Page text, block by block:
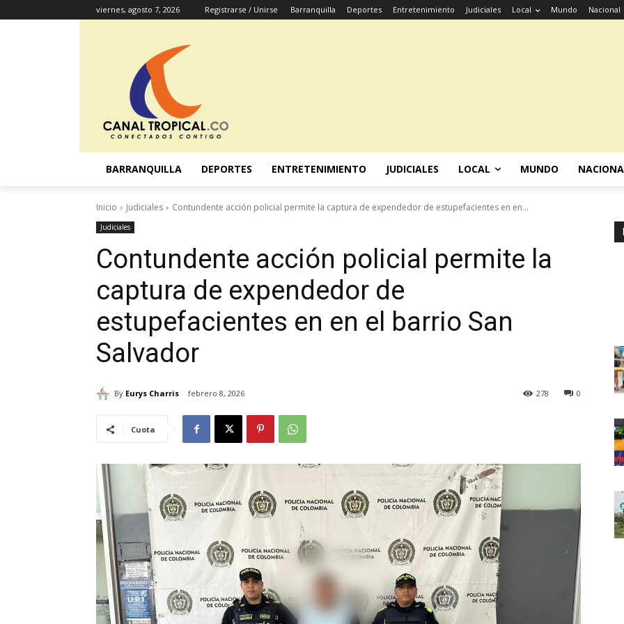
viernes, agosto 7, 2026 Registrarse / Unirse Barranquilla Deportes Entretenimiento Judiciales Local Mundo Nacional
BARRANQUILLA DEPORTES ENTRETENIMIENTO JUDICIALES LOCAL MUNDO
Inicio Judiciales Contundente acción policial permite la captura de expendedor de estupefacientes en en...
Judiciales
Contundente acción policial permite la
captura de expendedor de
estupefacientes en en el barrio San
Salvador
By Eurys Charris febrero 8, 2026 0
278
Cuota